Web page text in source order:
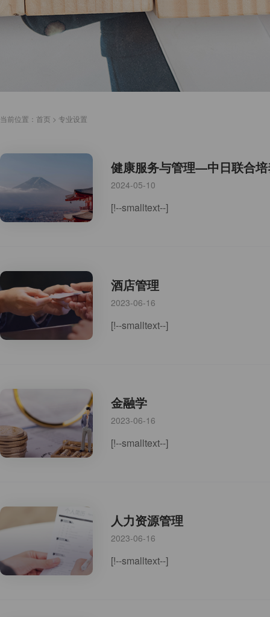
当前位置： 首页 > 专业设置
健康服务与管理—中日联合
2024-05-10
[!--smalltext--]
酒店管理
2023-06-16
[!--smalltext--]
金融学
2023-06-16
[!--smalltext--]
人力资源管理
2023-06-16
[!--smalltext--]